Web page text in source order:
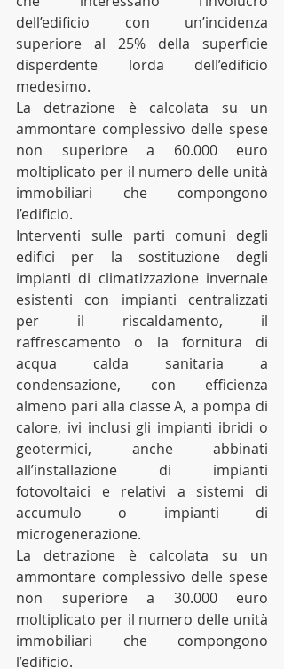
dell’edificio con un’incidenza
superiore al 25% della superficie
disperdente lorda dell’edificio
medesimo.
La detrazione è calcolata su un
ammontare complessivo delle spese
non superiore a 60.000 euro
moltiplicato per il numero delle unità
immobiliari che compongono
l’edificio.
Interventi sulle parti comuni degli
edifici per la sostituzione degli
impianti di climatizzazione invernale
esistenti con impianti centralizzati
per il riscaldamento, il
raffrescamento o la fornitura di
acqua calda sanitaria a
condensazione, con efficienza
almeno pari alla classe A, a pompa di
calore, ivi inclusi gli impianti ibridi o
geotermici, anche abbinati
all’installazione di impianti
fotovoltaici e relativi a sistemi di
accumulo o impianti di
microgenerazione.
La detrazione è calcolata su un
ammontare complessivo delle spese
non superiore a 30.000 euro
moltiplicato per il numero delle unità
immobiliari che compongono
l’edificio.